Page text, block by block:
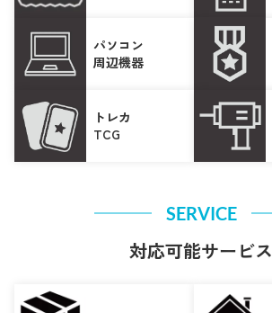
パソコン
周辺機器
トレカ
TCG
SERVICE
対応可能サービス